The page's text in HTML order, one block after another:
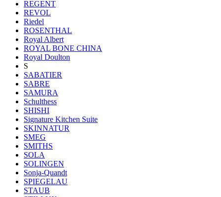
REGENT
REVOL
Riedel
ROSENTHAL
Royal Albert
ROYAL BONE CHINA
Royal Doulton
S
SABATIER
SABRE
SAMURA
Schulthess
SHISHI
Signature Kitchen Suite
SKINNATUR
SMEG
SMITHS
SOLA
SOLINGEN
Sonja-Quandt
SPIEGELAU
STAUB